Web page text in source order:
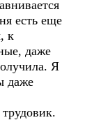
есть еще
к
даже
Я
даже